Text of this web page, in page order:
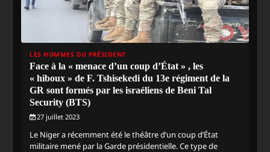
LES HOMMES DU PRÉSIDENT
Face à la « menace d’un coup d’État » , les
« hiboux » de F. Tshisekedi du 13e régiment de la
GR sont formés par les israéliens de Beni Tal
Security (BTS)
27 juillet 2023
Le Niger a récemment été le théâtre d’un coup d’État
militaire mené par la Garde présidentielle. Ce type de